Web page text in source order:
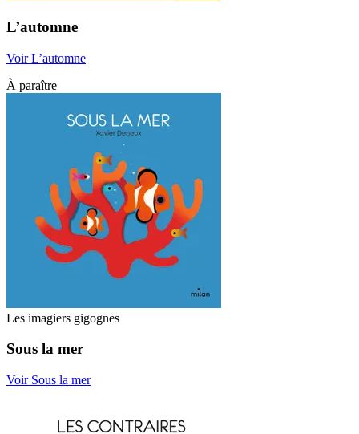
L’automne
Voir L’automne
À paraître
Les imagiers gigognes
Sous la mer
Voir Sous la mer